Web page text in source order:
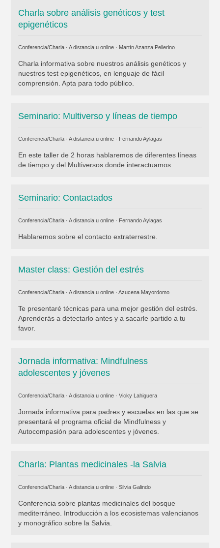
Charla sobre análisis genéticos y test
epigenéticos
Conferencia/Charla · A distancia u online · Martín Azanza Pellerino
Charla informativa sobre nuestros análisis genéticos y
nuestros test epigenéticos, en lenguaje de fácil
comprensión. Apta para todo público.
Seminario: Multiverso y líneas de tiempo
Conferencia/Charla · A distancia u online · Fernando Aylagas
En este taller de 2 horas hablaremos de diferentes líneas
de tiempo y del Multiversos donde interactuamos.
Seminario: Contactados
Conferencia/Charla · A distancia u online · Fernando Aylagas
Hablaremos sobre el contacto extraterrestre.
Master class: Gestión del estrés
Conferencia/Charla · A distancia u online · Azucena Mayordomo
Te presentaré técnicas para una mejor gestión del estrés.
Aprenderás a detectarlo antes y a sacarle partido a tu
favor.
Jornada informativa: Mindfulness
adolescentes y jóvenes
Conferencia/Charla · A distancia u online · Vicky Lahiguera
Jornada informativa para padres y escuelas en las que se
presentará el programa oficial de Mindfulness y
Autocompasión para adolescentes y jóvenes.
Charla: Plantas medicinales -la Salvia
Conferencia/Charla · A distancia u online · Silvia Galindo
Conferencia sobre plantas medicinales del bosque
mediterráneo. Introducción a los ecosistemas valencianos
y monográfico sobre la Salvia.